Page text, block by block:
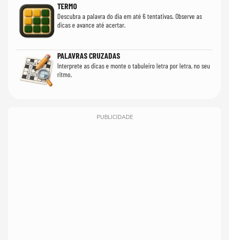
TERMO
Descubra a palavra do dia em até 6 tentativas. Observe as
dicas e avance até acertar.
PALAVRAS CRUZADAS
Interprete as dicas e monte o tabuleiro letra por letra, no seu
ritmo.
PUBLICIDADE